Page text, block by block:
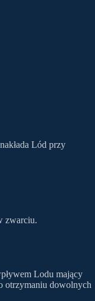
Lód przy
zwarciu.
Lodu mający
otrzymaniu dowolnych